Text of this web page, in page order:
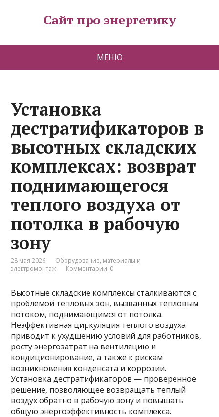
Сайт про энергетику
МЕНЮ
Установка
дестратификаторов в
высотных складских
комплексах: возврат
поднимающегося
теплого воздуха от
потолка в рабочую
зону
28 мая 2026
Оборудование, материалы и
электромонтаж
Комментарии: 0
Высотные складские комплексы сталкиваются с
проблемой тепловых зон, вызванных тепловым
потоком, поднимающимся от потолка.
Неэффективная циркуляция теплого воздуха
приводит к ухудшению условий для работников,
росту энергозатрат на вентиляцию и
кондиционирование, а также к рискам
возникновения конденсата и коррозии.
Установка дестратификаторов — проверенное
решение, позволяющее возвращать теплый
воздух обратно в рабочую зону и повышать
общую энергоэффективность комплекса.